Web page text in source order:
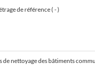
de référence ( - )
de nettoyage des bâtiments